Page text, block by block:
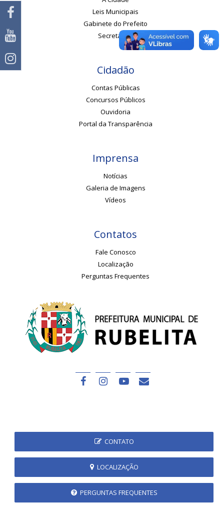
Leis Municipais
Gabinete do Prefeito
Secretarias
Cidadão
Contas Públicas
Concursos Públicos
Ouvidoria
Portal da Transparência
Imprensa
Notícias
Galeria de Imagens
Vídeos
Contatos
Fale Conosco
Localização
Perguntas Frequentes
CONTATO
LOCALIZAÇÃO
PERGUNTAS FREQUENTES